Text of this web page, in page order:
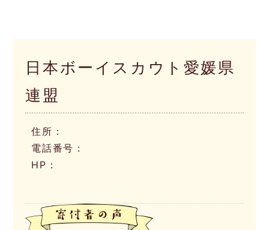
日本ボーイスカウト愛媛県
連盟
住所：
電話番号：
HP：